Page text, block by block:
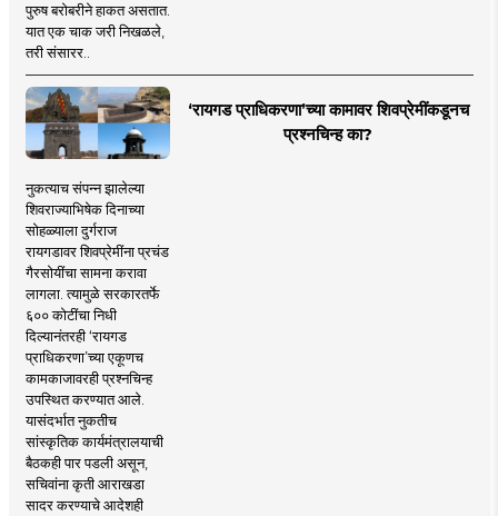
पुरुष बरोबरीने हाकत असतात.
यात एक चाक जरी निखळले,
तरी संसारर..
‘रायगड प्राधिकरणा’च्या कामावर शिवप्रेमींकडूनच
प्रश्नचिन्ह का?
नुकत्याच संपन्न झालेल्या
शिवराज्याभिषेक दिनाच्या
सोहळ्याला दुर्गराज
रायगडावर शिवप्रेमींना प्रचंड
गैरसोयींचा सामना करावा
लागला. त्यामुळे सरकारतर्फे
६०० कोटींचा निधी
दिल्यानंतरही ‘रायगड
प्राधिकरणा’च्या एकूणच
कामकाजावरही प्रश्नचिन्ह
उपस्थित करण्यात आले.
यासंदर्भात नुकतीच
सांस्कृतिक कार्यमंत्रालयाची
बैठकही पार पडली असून,
सचिवांना कृती आराखडा
सादर करण्याचे आदेशही